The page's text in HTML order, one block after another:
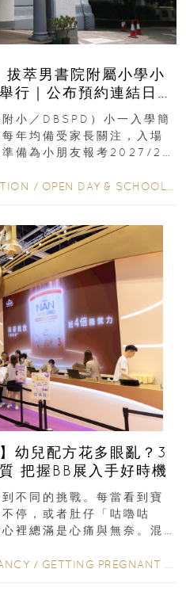
萃男書院附屬小學小
行｜公布預約連結日期
小／DBSPD）小一入學簡
年均備受家長關注，入場
準備為小朋友報考2027/28
/ OPEN DAY & SCHOOL EVENTS
幼兒配方花多眼亂？3
把握BB展入手好時機
不同的挑戰。每當看到寶
停，或者肚仔「咕嚕咕
裡總滿是心痛與無奈。混
/ GETTING PREGNANT